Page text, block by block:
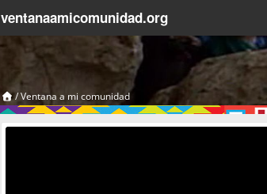
ventanaamicomunidad.org
/Ventana a mi comunidad